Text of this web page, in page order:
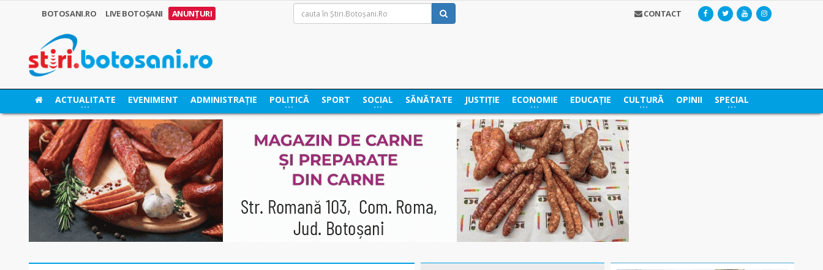
BOTOSANI.RO LIVE BOTOȘANI ANUNȚURI CONTACT
ACTUALITATE EVENIMENT ADMINISTRAȚIE POLITICĂ SPORT SOCIAL SĂNĂTATE JUSTIȚIE ECONOMIE EDUCAȚIE CULTURĂ OPINII SPECIAL